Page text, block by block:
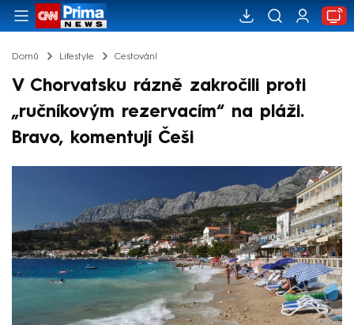
Domů Lifestyle Cestování
V Chorvatsku rázně zakročili proti
„ručníkovým rezervacím“ na pláži.
Bravo, komentují Češi